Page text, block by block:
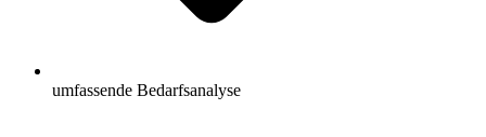
umfassende Bedarfsanalyse